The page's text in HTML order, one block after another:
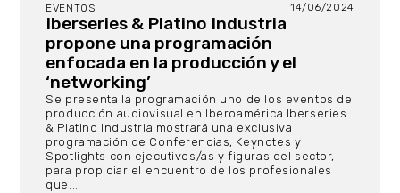
EVENTOS 14/06/2024
Iberseries & Platino Industria
propone una programación
enfocada en la producción y el
‘networking’
Se presenta la programación uno de los eventos de
producción audiovisual en Iberoamérica Iberseries
& Platino Industria mostrará una exclusiva
programación de Conferencias, Keynotes y
Spotlights con ejecutivos/as y figuras del sector,
para propiciar el encuentro de los profesionales
que...